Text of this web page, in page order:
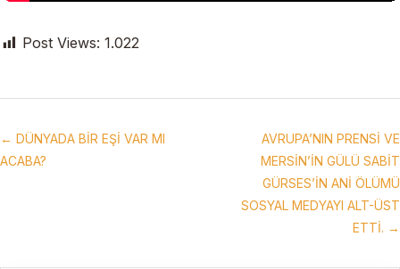
Post Views: 1.022
← DÜNYADA BİR EŞİ VAR MI
ACABA?
AVRUPA’NIN PRENSİ VE
MERSİN’İN GÜLÜ SABİT
GÜRSES’İN ANİ ÖLÜMÜ
SOSYAL MEDYAYI ALT-ÜST
ETTİ. →